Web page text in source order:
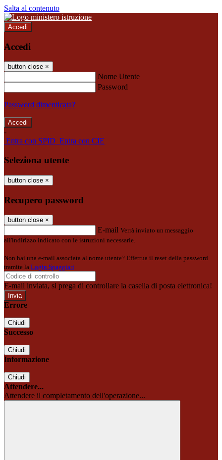
Salta al contenuto
Accedi
Accedi
button close ×
Nome Utente
Password
Password dimenticata?
-
Entra con SPID Entra con CIE
Seleziona utente
button close ×
Recupero password
button close ×
E-mail Verrà inviato un messaggio
all'indirizzo indicato con le istruzioni necessarie.
Non hai una e-mail associata al nome utente? Effettua il reset della password
tramite la Login Spaggiari
E-mail inviata, si prega di controllare la casella di posta elettronica!
Errore
Chiudi
Successo
Chiudi
Informazione
Chiudi
Attendere...
Attendere il completamento dell'operazione...